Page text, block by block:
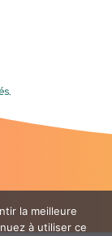
la meilleure
à utiliser ce